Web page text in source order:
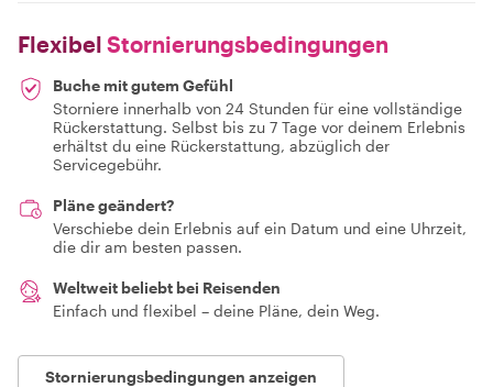
Flexibel Stornierungsbedingungen
Buche mit gutem Gefühl
Storniere innerhalb von 24 Stunden für eine vollständige
Rückerstattung. Selbst bis zu 7 Tage vor deinem Erlebnis
erhältst du eine Rückerstattung, abzüglich der
Servicegebühr.
Pläne geändert?
Verschiebe dein Erlebnis auf ein Datum und eine Uhrzeit,
die dir am besten passen.
Weltweit beliebt bei Reisenden
Einfach und flexibel – deine Pläne, dein Weg.
Stornierungsbedingungen anzeigen